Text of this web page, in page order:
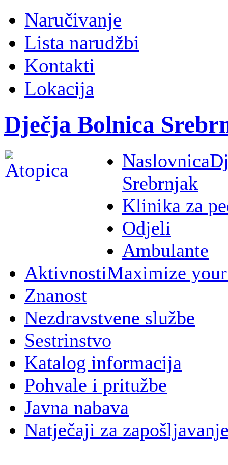
Naručivanje
Lista narudžbi
Kontakti
Lokacija
Dječja Bolnica
Naslovnica
Srebrnjak
Klinika za
Odjeli
Ambulante
AktivnostiMaximize
Znanost
Nezdravstvene službe
Sestrinstvo
Katalog informacija
Pohvale i pritužbe
Javna nabava
Natječaji za